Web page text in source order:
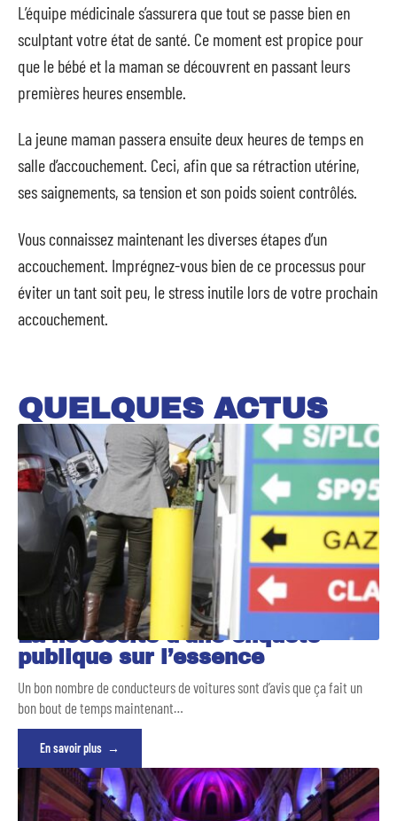
L’équipe médicinale s’assurera que tout se passe bien en
sculptant votre état de santé. Ce moment est propice pour
que le bébé et la maman se découvrent en passant leurs
premières heures ensemble.
La jeune maman passera ensuite deux heures de temps en
salle d’accouchement. Ceci, afin que sa rétraction utérine,
ses saignements, sa tension et son poids soient contrôlés.
Vous connaissez maintenant les diverses étapes d’un
accouchement. Imprégnez-vous bien de ce processus pour
éviter un tant soit peu, le stress inutile lors de votre prochain
accouchement.
QUELQUES ACTUS
La nécessité d’une enquête
publique sur l’essence
Un bon nombre de conducteurs de voitures sont d’avis que ça fait un
bon bout de temps maintenant…
En savoir plus